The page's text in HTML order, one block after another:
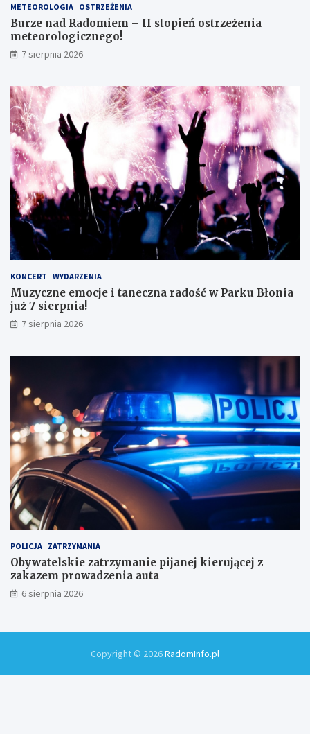
s
m
o
k
l
i
s
t
ę
z
d
o
s
k
o
n
a
ł
m
i
w
y
k
a
m
o
r
o
l
o
c
z
n
e
g
o
!
METEOROLOGIA OSTRZEŻENIA
Burze nad Radomiem – II stopień ostrzeżenia
meteorologicznego!
7 sierpnia 2026
KONCERT WYDARZENIA
Muzyczne emocje i taneczna radość w Parku Błonia
już 7 sierpnia!
7 sierpnia 2026
POLICJA ZATRZYMANIA
Obywatelskie zatrzymanie pijanej kierującej z
zakazem prowadzenia auta
6 sierpnia 2026
Copyright © 2026RadomInfo.pl